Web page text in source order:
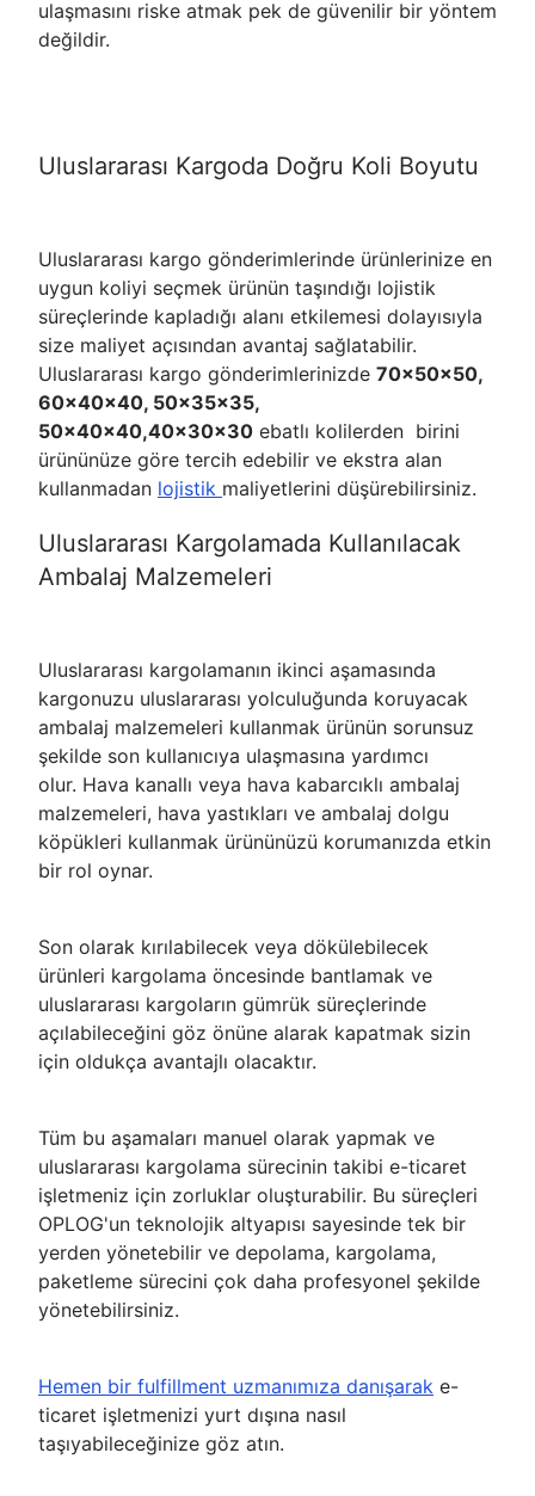
ulaşmasını riske atmak pek de güvenilir bir yöntem
değildir.
Uluslararası Kargoda Doğru Koli Boyutu
Uluslararası kargo gönderimlerinde ürünlerinize en
uygun koliyi seçmek ürünün taşındığı lojistik
süreçlerinde kapladığı alanı etkilemesi dolayısıyla
size maliyet açısından avantaj sağlatabilir.
Uluslararası kargo gönderimlerinizde 70x50x50,
60x40x40, 50x35x35,
50x40x40,40x30x30 ebatlı kolilerden birini
ürününüze göre tercih edebilir ve ekstra alan
kullanmadan lojistik maliyetlerini düşürebilirsiniz.
Uluslararası Kargolamada Kullanılacak
Ambalaj Malzemeleri
Uluslararası kargolamanın ikinci aşamasında
kargonuzu uluslararası yolculuğunda koruyacak
ambalaj malzemeleri kullanmak ürünün sorunsuz
şekilde son kullanıcıya ulaşmasına yardımcı
olur. Hava kanallı veya hava kabarcıklı ambalaj
malzemeleri, hava yastıkları ve ambalaj dolgu
köpükleri kullanmak ürününüzü korumanızda etkin
bir rol oynar.
Son olarak kırılabilecek veya dökülebilecek
ürünleri kargolama öncesinde bantlamak ve
uluslararası kargoların gümrük süreçlerinde
açılabileceğini göz önüne alarak kapatmak sizin
için oldukça avantajlı olacaktır.
Tüm bu aşamaları manuel olarak yapmak ve
uluslararası kargolama sürecinin takibi e-ticaret
işletmeniz için zorluklar oluşturabilir. Bu süreçleri
OPLOG'un teknolojik altyapısı sayesinde tek bir
yerden yönetebilir ve depolama, kargolama,
paketleme sürecini çok daha profesyonel şekilde
yönetebilirsiniz.
Hemen bir fulfillment uzmanımıza danışarak e-
ticaret işletmenizi yurt dışına nasıl
taşıyabileceğinize göz atın.